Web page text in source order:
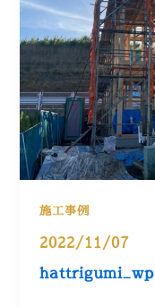
施工事例
2022/11/07
hattrigumi_wp